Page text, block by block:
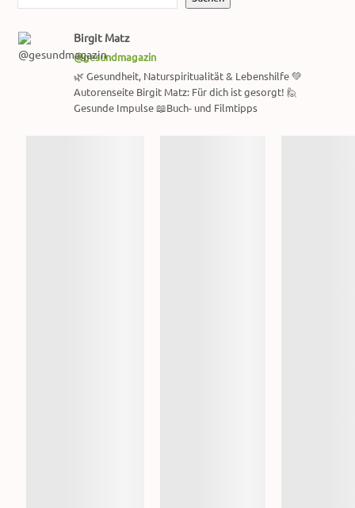
Birgit Matz
@gesundmagazin
🌿 Gesundheit, Naturspiritualität & Lebenshilfe 💚
Autorenseite Birgit Matz: Für dich ist gesorgt! 🙋
Gesunde Impulse 📖Buch- und Filmtipps